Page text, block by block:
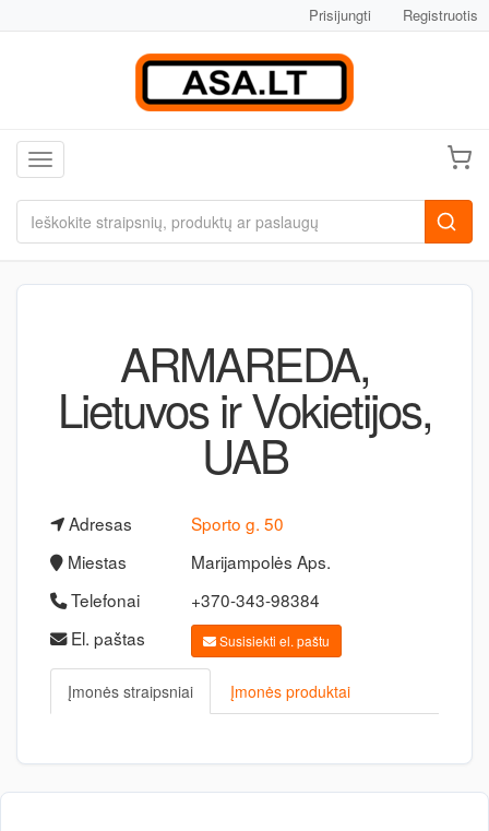
Prisijungti Registruotis
Toggle navigation
ARMAREDA,
Lietuvos ir Vokietijos,
UAB
Adresas
Sporto g. 50
Miestas
Marijampolės Aps.
Telefonai
+370-343-98384
El. paštas
Susisiekti el. paštu
Įmonės straipsniai Įmonės produktai